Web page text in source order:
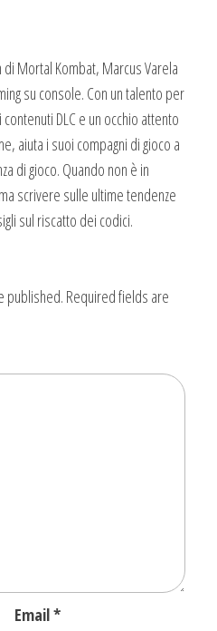
Mortal Kombat, Marcus Varela
su console. Con un talento per
DLC e un occhio attento
aiuta i suoi compagni di gioco a
di gioco. Quando non è in
scrivere sulle ultime tendenze
sul riscatto dei codici.
published. Required fields are
Email*